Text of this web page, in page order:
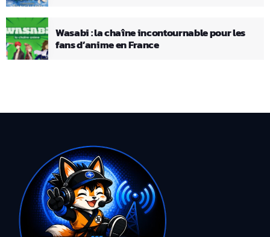
Wasabi : la chaîne incontournable pour les
fans d’anime en France